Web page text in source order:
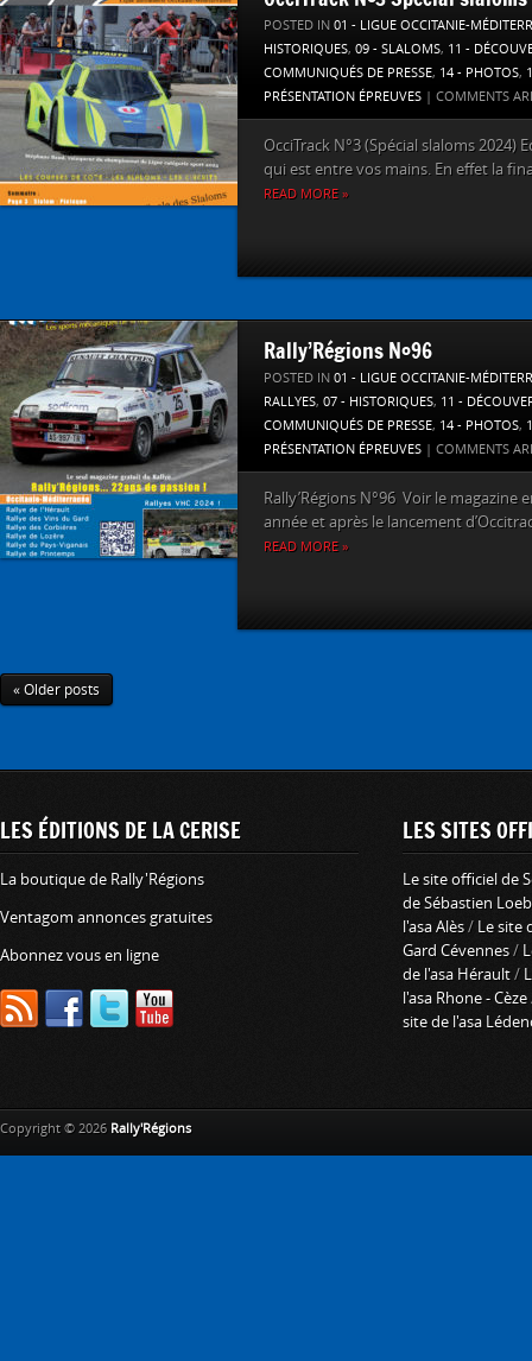
POSTED IN 01 - LIGUE OCCITANIE-
HISTORIQUES, 09 - SLALOMS, 11 -
COMMUNIQUÉS DE PRESSE, 14 - PHOTOS,
PRÉSENTATION ÉPREUVES | COMMENTS
OcciTrack N°3 (Spécial slaloms 2024)
qui est entre vos mains. En effet la
READ MORE »
Rally’Régions N°96
POSTED IN 01 - LIGUE OCCITANIE-
RALLYES, 07 - HISTORIQUES, 11 -
COMMUNIQUÉS DE PRESSE, 14 - PHOTOS,
PRÉSENTATION ÉPREUVES | COMMENTS
Rally’Régions N°96 Voir le magazine
année et après le lancement
READ MORE »
« Older posts
LES ÉDITIONS DE LA CERISE
La boutique de Rally'Régions
Ventagom annonces gratuites
Abonnez vous en ligne
LES SITES
Le site officiel de
de Sébastien Loeb
l'asa Alès/ Le site
Gard Cévennes/
de l'asa Hérault/
l'asa Rhone - Cèze
site de l'asa
Copyright © 2026 Rally'Régions